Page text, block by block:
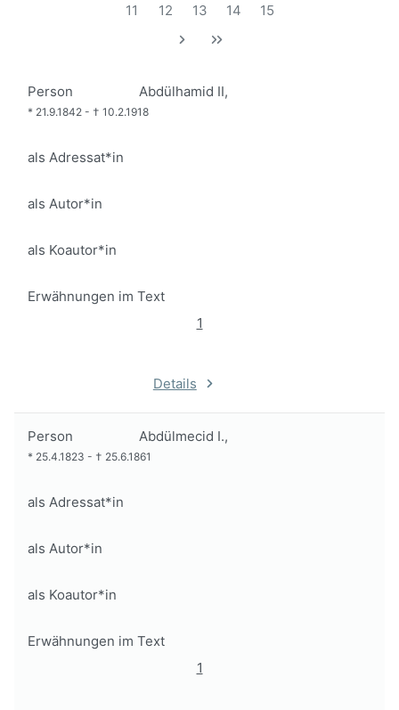
11
12 13 14 15
Person Abdülhamid II,
* 21.9.1842 - † 10.2.1918
als Adressat*in
als Autor*in
als Koautor*in
Erwähnungen im Text
1
Details
Person Abdülmecid I.,
* 25.4.1823 - † 25.6.1861
als Adressat*in
als Autor*in
als Koautor*in
Erwähnungen im Text
1